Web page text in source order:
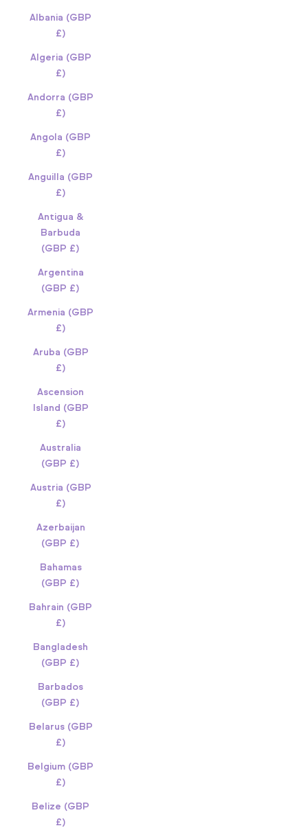
Albania (GBP
£)
Algeria (GBP
£)
Andorra (GBP
£)
Angola (GBP
£)
Anguilla (GBP
£)
Antigua &
Barbuda
(GBP £)
Argentina
(GBP £)
Armenia (GBP
£)
Aruba (GBP
£)
Ascension
Island (GBP
£)
Australia
(GBP £)
Austria (GBP
£)
Azerbaijan
(GBP £)
Bahamas
(GBP £)
Bahrain (GBP
£)
Bangladesh
(GBP £)
Barbados
(GBP £)
Belarus (GBP
£)
Belgium (GBP
£)
Belize (GBP
£)